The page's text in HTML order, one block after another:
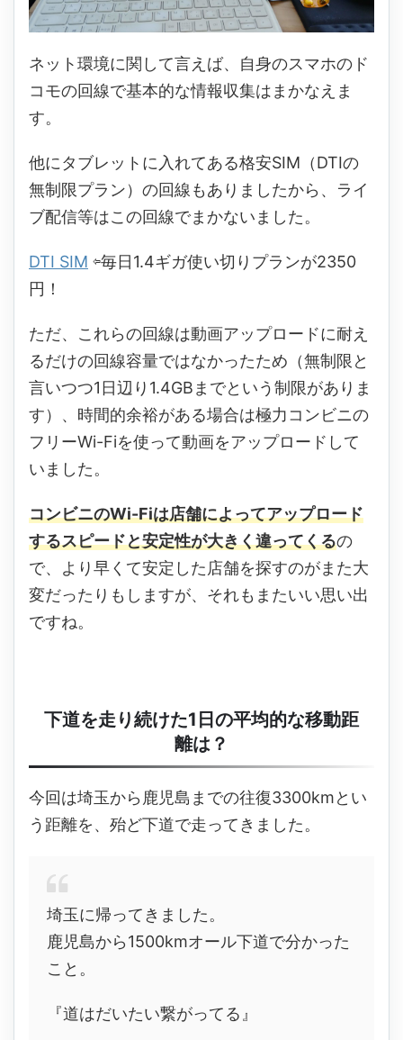
ネット環境に関して言えば、自身のスマホのド
コモの回線で基本的な情報収集はまかなえま
す。
他にタブレットに入れてある格安SIM（DTIの
無制限プラン）の回線もありましたから、ライ
ブ配信等はこの回線でまかないました。
DTI SIM ⇦毎日1.4ギガ使い切りプランが2350
円！
ただ、これらの回線は動画アップロードに耐え
るだけの回線容量ではなかったため（無制限と
言いつつ1日辺り1.4GBまでという制限がありま
す）、時間的余裕がある場合は極力コンビニの
フリーWi-Fiを使って動画をアップロードして
いました。
コンビニのWi-Fiは店舗によってアップロード
するスピードと安定性が大きく違ってくるの
で、より早くて安定した店舗を探すのがまた大
変だったりもしますが、それもまたいい思い出
ですね。
下道を走り続けた1日の平均的な移動距
離は？
今回は埼玉から鹿児島までの往復3300kmとい
う距離を、殆ど下道で走ってきました。
埼玉に帰ってきました。
鹿児島から1500kmオール下道で分かった
こと。
『道はだいたい繋がってる』